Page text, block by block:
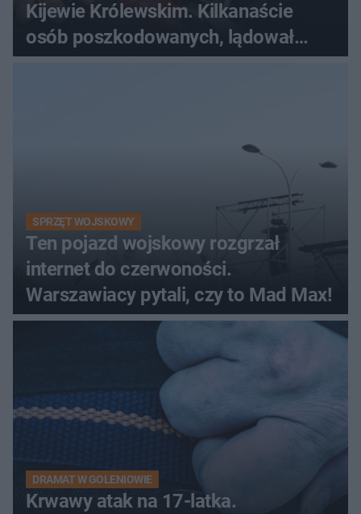
Kijewie Królewskim. Kilkanaście
osób poszkodowanych, lądował
śmigłowiec LPR
SPRZĘT WOJSKOWY
Ten pojazd wojskowy rozgrzał
internet do czerwoności.
Warszawiacy pytali, czy to Mad Max!
DRAMAT W GOLENIOWIE
Krwawy atak na 17-latka.